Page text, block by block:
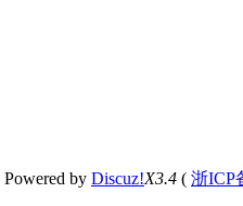
Powered by Discuz!X3.4 ( 浙ICP